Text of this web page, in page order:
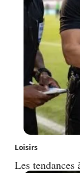
Loisirs
Les